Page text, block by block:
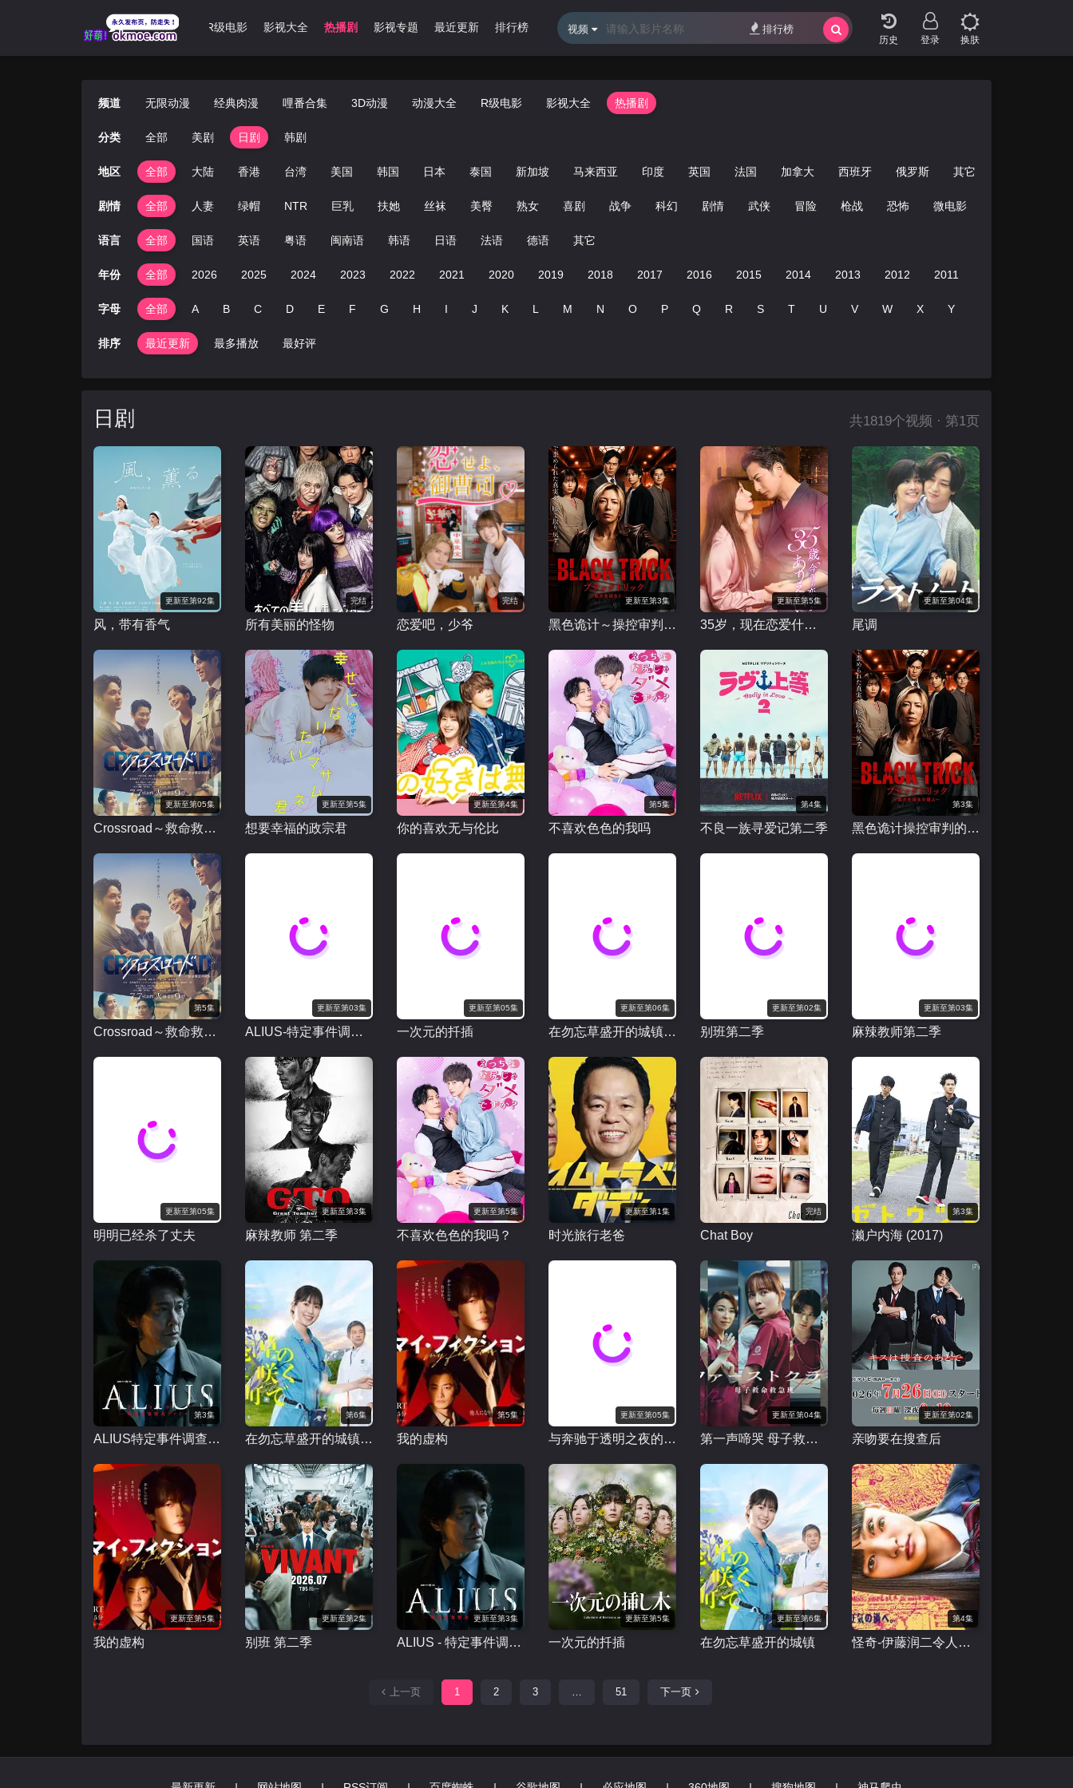
3D动漫 动漫大全 R级电影 影视大全 热播剧 影视专题 最近更新 排行榜
登录 换肤
视频 排行榜
频道 无限动漫 经典肉漫 哩番合集 3D动漫 动漫大全 R级电影 影视大全 热播剧
分类 全部 美剧 日剧 韩剧
地区 全部 大陆 香港 台湾 美国 韩国 日本 泰国 新加坡 马来西亚 印度 英国 法国 加拿大 西班牙 俄罗斯 其它
剧情 全部 人妻 绿帽 NTR 巨乳 扶她 丝袜 美臀 熟女 喜剧 战争 科幻 剧情 武侠 冒险 枪战 恐怖 微电影
语言 全部 国语 英语 粤语 闽南语 韩语 日语 法语 德语 其它
年份 全部 2026 2025 2024 2023 2022 2021 2020 2019 2018 2017 2016 2015 2014 2013 2012 2011
字母 全部 A B C D E F G H I J K L M N O P Q R S T U V W X Y
排序 最近更新 最多播放 最好评
日剧 共1819个视频 · 第1页
更新至第92集
风，带有香气
完结
所有美丽的怪物
完结
恋爱吧，少爷
更新至第3集
黑色诡计～操控审判的辩护人
更新至第5集
35岁，现在恋爱什么的也太不现实了
更新至第04集
尾调
更新至第05集
Crossroad～救命救急的约定～
更新至第5集
想要幸福的政宗君
更新至第4集
你的喜欢无与伦比
第5集
不喜欢色色的我吗
第4集
不良一族寻爱记第二季
第3集
黑色诡计操控审判的辩护人
第5集
Crossroad～救命救急的约定
更新至第03集
ALIUS-特定事件调查档案-
更新至第05集
一次元的扦插
更新至第06集
在勿忘草盛开的城镇～安昙野诊疗记～
更新至第02集
别班第二季
更新至第03集
麻辣教师第二季
更新至第05集
明明已经杀了丈夫
更新至第3集
麻辣教师 第二季
更新至第5集
不喜欢色色的我吗？
更新至第1集
时光旅行老爸
完结
Chat Boy
第3集
濑户内海 (2017)
第3集
ALIUS特定事件调查档案
第6集
在勿忘草盛开的城镇安昙野诊疗记
第5集
我的虚构
更新至第05集
与奔驰于透明之夜的你，谈一场看不见的恋爱。
更新至第04集
第一声啼哭 母子救命急救班
更新至第02集
亲吻要在搜查后
更新至第5集
我的虚构
更新至第2集
别班 第二季
更新至第3集
ALIUS - 特定事件调查档案
更新至第5集
一次元的扦插
更新至第6集
在勿忘草盛开的城镇
第4集
怪奇-伊藤润二令人彻夜难眠的奇异故事－
上一页 1 2 3 … 51 下一页